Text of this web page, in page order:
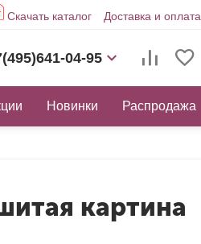
Скачать каталог Доставка и оплата
04-95
Новинки Распродажа
картина